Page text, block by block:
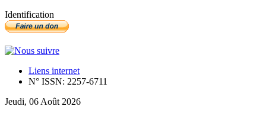
Identification
Liens internet
N° ISSN: 2257-6711
Jeudi, 06 Août 2026